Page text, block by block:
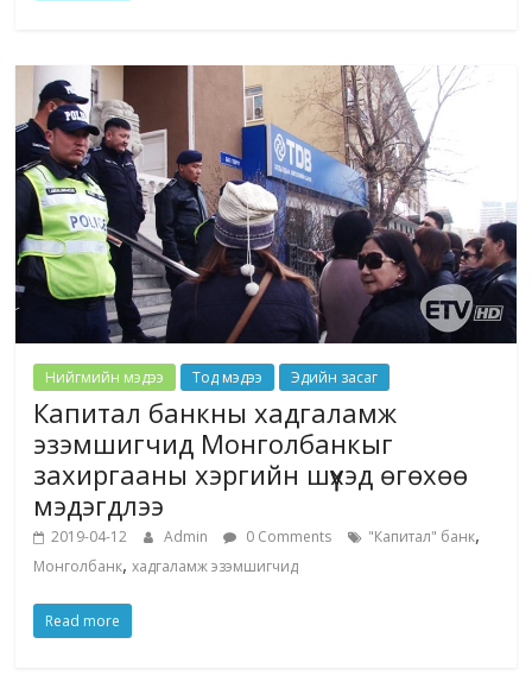
Нийгмийн мэдээ Тод мэдээ Эдийн засаг
Капитал банкны хадгаламж
эзэмшигчид Монголбанкыг
захиргааны хэргийн шүүхэд өгөхөө
мэдэгдлээ
2019-04-12 Admin 0 Comments "Капитал" банк,
Монголбанк,хадгаламж эзэмшигчид
Read more